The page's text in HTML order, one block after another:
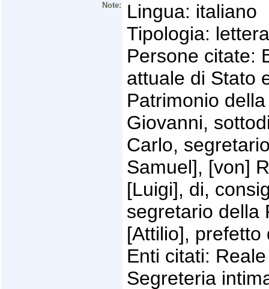
Note:
Lingua: italiano
Tipologia:
Persone citate:
attuale di Stato
Patrimonio
Giovanni,
Carlo,
Samuel], [von]
[Luigi], di,
segretario della
[Attilio], prefetto
Enti citati:
Segreteria